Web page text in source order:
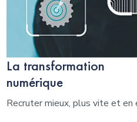
La transformation
numérique
Recruter mieux, plus vite et en